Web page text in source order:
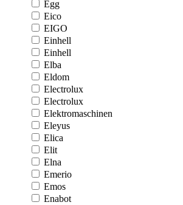
Egg
Eico
EIGO
Einhell
Einhell
Elba
Eldom
Electrolux
Electrolux
Elektromaschinen
Eleyus
Elica
Elit
Elna
Emerio
Emos
Enabot